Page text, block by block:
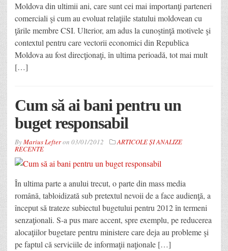
Moldova din ultimii ani, care sunt cei mai importanţi parteneri
comerciali şi cum au evoluat relaţiile statului moldovean cu
ţările membre CSI. Ulterior, am adus la cunoştinţă motivele şi
contextul pentru care vectorii economici din Republica
Moldova au fost direcţionaţi, în ultima perioadă, tot mai mult
[…]
Cum să ai bani pentru un
buget responsabil
ByMarius Lefteron 03/01/2012 ARTICOLE ȘI ANALIZE
RECENTE
În ultima parte a anului trecut, o parte din mass media
română, tabloidizată sub pretextul nevoii de a face audienţă, a
început să trateze subiectul bugetului pentru 2012 în termeni
senzaţionali. S-a pus mare accent, spre exemplu, pe reducerea
alocaţiilor bugetare pentru ministere care deja au probleme şi
pe faptul că serviciile de informaţii naţionale […]